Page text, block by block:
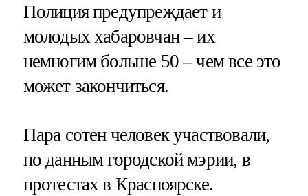
Полиция предупреждает и
молодых хабаровчан – их
немногим больше 50 – чем все это
может закончиться.
Пара сотен человек участвовали,
по данным городской мэрии, в
протестах в Красноярске.